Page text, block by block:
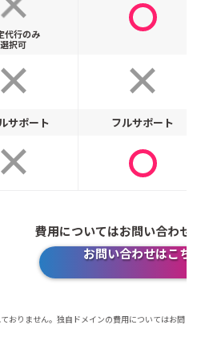
代行のみ
選択可
サポート フルサポート
費用についてはお問い合わせ
お問い合わせはこち
おりません。独自ドメインの費用についてはお問